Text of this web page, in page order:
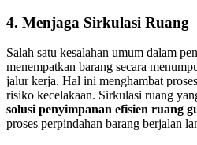
4. Menjaga Sirkulasi Ruang
Salah satu kesalahan umum dalam
menempatkan barang secara
jalur kerja. Hal ini menghambat
risiko kecelakaan. Sirkulasi ruang
solusi penyimpanan efisien ruang
proses perpindahan barang berjalan